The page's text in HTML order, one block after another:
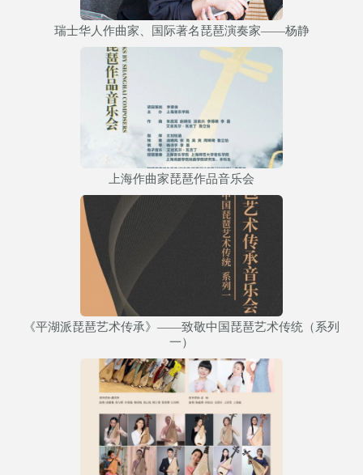
瑞士华人作曲家、国际著名琵琶演奏家——杨静
上海作曲家琵琶作品音乐会
《平湖派琵琶艺术传承》——致敬中国琵琶艺术传统（系列
一）